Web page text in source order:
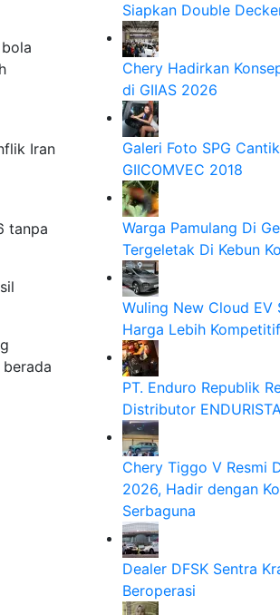
Iran
tanpa
Siapkan Double
Chery Hadirkan
di GIIAS 2026
Galeri Foto SPG
GIICOMVEC 2018
Warga Pamulang Di
Tergeletak Di Kebun
Wuling New Cloud EV
Harga Lebih Kompetitif
PT. Enduro Republik
Distributor
Chery Tiggo V Resmi
2026, Hadir dengan
Serbaguna
Dealer DFSK Sentra
Beroperasi